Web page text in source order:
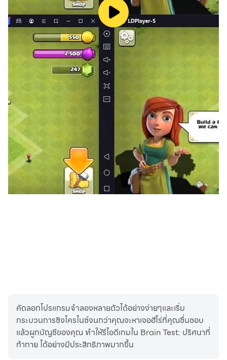
คัดลอกโปรแกรมจำลองหลายตัวได้อย่างง่ายๆและเริ่ม
กระบวนการซิงโครไนซ์จนกว่าคุณจะหาเจอฮีโร่ที่คุณชื่นชอบ
แล้วผูกบัญชีของคุณ ทำให้รีไอดีเกมใน Brain Test: ปริศนาที่
ท้าทาย ได้อย่างมีประสิทธิภาพมากขึ้น